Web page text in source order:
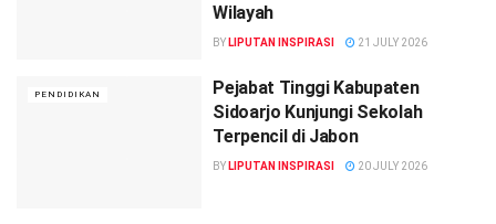
Wilayah
BY LIPUTAN INSPIRASI 21 JULY 2026
PENDIDIKAN
Pejabat Tinggi Kabupaten
Sidoarjo Kunjungi Sekolah
Terpencil di Jabon
BY LIPUTAN INSPIRASI 20 JULY 2026